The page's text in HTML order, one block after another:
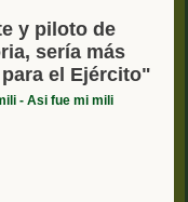
y piloto de
sería más
el Ejército"
- Asi fue mi mili